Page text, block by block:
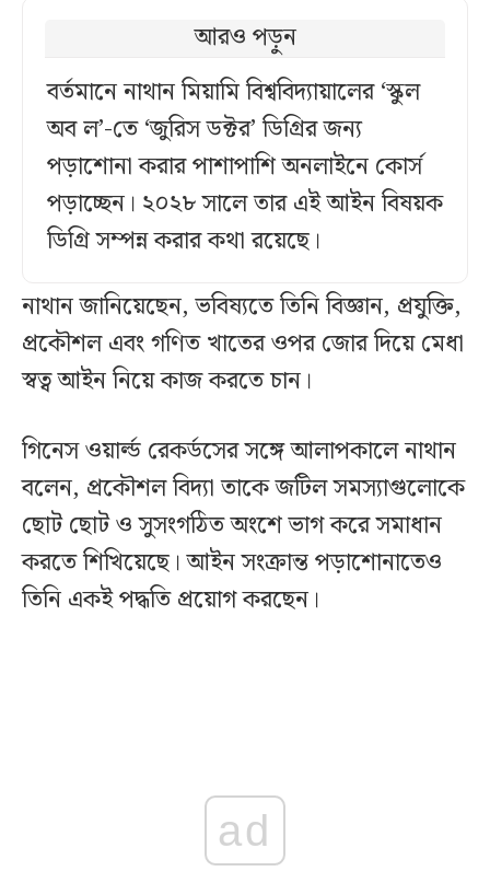
আরও পড়ুন
বর্তমানে নাথান মিয়ামি বিশ্ববিদ্যায়ালের ‘স্কুল
অব ল’-তে ‘জুরিস ডক্টর’ ডিগ্রির জন্য
পড়াশোনা করার পাশাপাশি অনলাইনে কোর্স
পড়াচ্ছেন। ২০২৮ সালে তার এই আইন বিষয়ক
ডিগ্রি সম্পন্ন করার কথা রয়েছে।
নাথান জানিয়েছেন, ভবিষ্যতে তিনি বিজ্ঞান, প্রযুক্তি,
প্রকৌশল এবং গণিত খাতের ওপর জোর দিয়ে মেধা
স্বত্ব আইন নিয়ে কাজ করতে চান।
গিনেস ওয়ার্ল্ড রেকর্ডসের সঙ্গে আলাপকালে নাথান
বলেন, প্রকৌশল বিদ্যা তাকে জটিল সমস্যাগুলোকে
ছোট ছোট ও সুসংগঠিত অংশে ভাগ করে সমাধান
করতে শিখিয়েছে। আইন সংক্রান্ত পড়াশোনাতেও
তিনি একই পদ্ধতি প্রয়োগ করছেন।
ad